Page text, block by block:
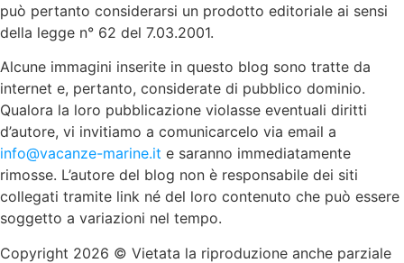
può pertanto considerarsi un prodotto editoriale ai sensi
della legge n° 62 del 7.03.2001.
Alcune immagini inserite in questo blog sono tratte da
internet e, pertanto, considerate di pubblico dominio.
Qualora la loro pubblicazione violasse eventuali diritti
d’autore, vi invitiamo a comunicarcelo via email a
info@vacanze-marine.it e saranno immediatamente
rimosse. L’autore del blog non è responsabile dei siti
collegati tramite link né del loro contenuto che può essere
soggetto a variazioni nel tempo.
Copyright 2026 © Vietata la riproduzione anche parziale